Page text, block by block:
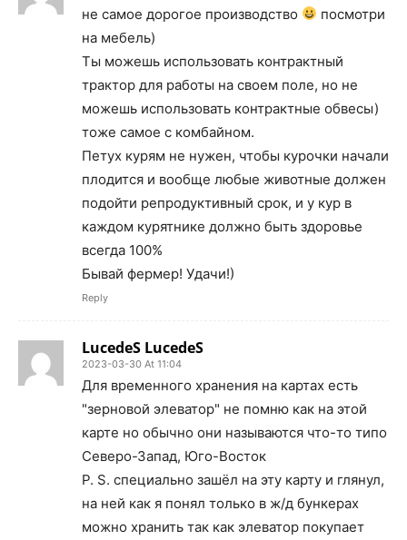
не самое дорогое производство
посмотри
на мебель)
Ты можешь использовать контрактный
трактор для работы на своем поле, но не
можешь использовать контрактные обвесы)
тоже самое с комбайном.
Петух курям не нужен, чтобы курочки начали
плодится и вообще любые животные должен
подойти репродуктивный срок, и у кур в
каждом курятнике должно быть здоровье
всегда 100%
Бывай фермер! Удачи!)
Reply
LucedeS LucedeS
2023-03-30 At 11:04
Для временного хранения на картах есть
"зерновой элеватор" не помню как на этой
карте но обычно они называются что-то типо
Северо-Запад, Юго-Восток
P. S. специально зашёл на эту карту и глянул,
на ней как я понял только в ж/д бункерах
можно хранить так как элеватор покупает